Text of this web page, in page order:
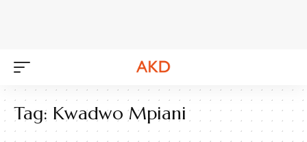
Tag: Kwadwo Mpiani